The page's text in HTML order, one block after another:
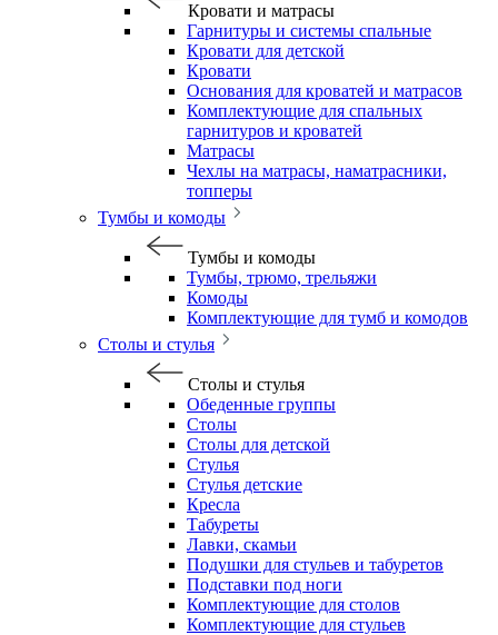
Кровати и матрасы
Гарнитуры и системы спальные
Кровати для детской
Кровати
Основания для кроватей и матрасов
Комплектующие для спальных
гарнитуров и кроватей
Матрасы
Чехлы на матрасы, наматрасники,
топперы
Тумбы и комоды
Тумбы и комоды
Тумбы, трюмо, трельяжи
Комоды
Комплектующие для тумб и комодов
Столы и стулья
Столы и стулья
Обеденные группы
Столы
Столы для детской
Стулья
Стулья детские
Кресла
Табуреты
Лавки, скамьи
Подушки для стульев и табуретов
Подставки под ноги
Комплектующие для столов
Комплектующие для стульев